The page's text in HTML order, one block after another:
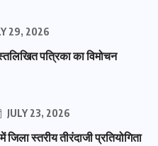
29, 2026
पत्रिका का विमोचन
JULY 23, 2026
जिला स्तरीय तीरंदाजी प्रतियोगिता